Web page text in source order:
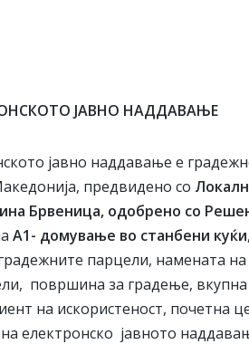
ЈАВНО НАДДАВАЊЕ
јавно наддавање е
предвидено со
Брвеница, одобрено со
А1- домување во станбени куќи
парцели, намената
површина за градење,
на искористеност, почетна
на електронско јавното